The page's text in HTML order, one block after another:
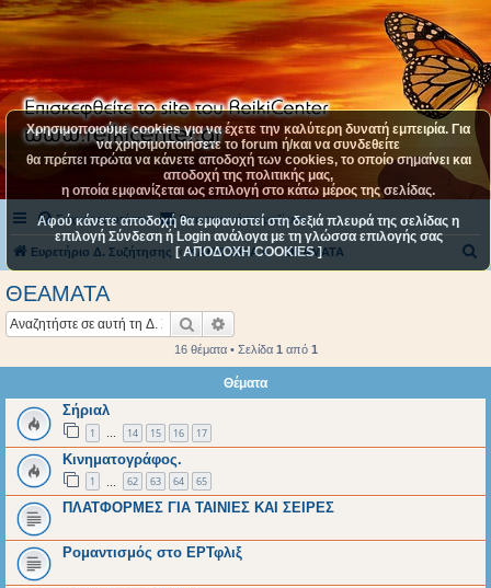
Συχνές ερωτήσεις Επικοινωνήστε μαζί μας
Ευρετήριο Δ. Συζήτησης ΚΑΤΗΓΟΡΙΑ 4 ΘΕΑΜΑΤΑ
ΘΕΑΜΑΤΑ
Αναζήτηση
16 θέματα • Σελίδα 1 από 1
Θέματα
Σήριαλ
1 … 14 15 16 17
Κινηματογράφος.
1 62 63 64 65
ΠΛΑΤΦΟΡΜΕΣ ΓΙΑ ΤΑΙΝΙΕΣ ΚΑΙ ΣΕΙΡΕΣ
Ρομαντισμός στο ΕΡΤφλιξ
Χρησιμοποιούμε cookies για να έχετε την καλύτερη δυνατή εμπειρία. Για
να χρησιμοποιήσετε το forum ή/και να συνδεθείτε
θα πρέπει πρώτα να κάνετε αποδοχή των cookies, το οποίο σημαίνει και
αποδοχή της πολιτικής μας,
η οποία εμφανίζεται ως επιλογή στο κάτω μέρος της σελίδας.
Αφού κάνετε αποδοχή θα εμφανιστεί στη δεξιά πλευρά της σελίδας η
επιλογή Σύνδεση ή Login ανάλογα με τη γλώσσα επιλογής σας
[ ΑΠΟΔΟΧΗ COOKIES ]